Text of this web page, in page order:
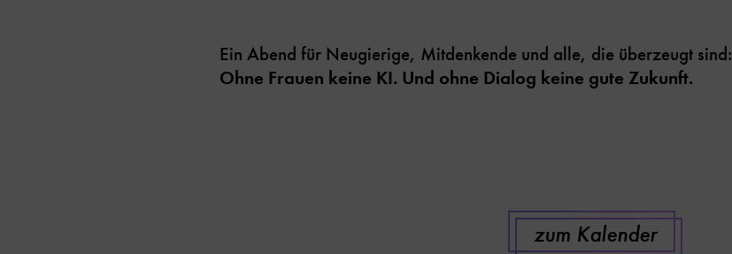
Ein Abend für Neugierige, Mitdenkende und alle, die überzeugt sind:
Ohne Frauen keine KI. Und ohne Dialog keine gute Zukunft.
zum Kalender